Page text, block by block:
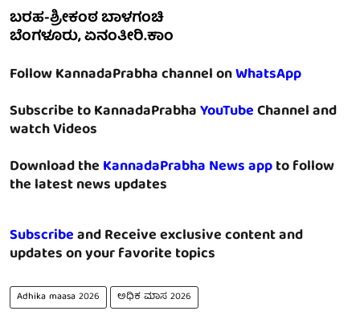
ಬರಹ-ಶ್ರೀಕಂಠ ಬಾಳಗಂಚಿ
ಬೆಂಗಳೂರು, ಏನಂತೀರಿ.ಕಾಂ
Follow KannadaPrabha channel onWhatsApp
Subscribe to KannadaPrabhaYouTubeChannel and
watch Videos
Download theKannadaPrabha News appto follow
the latest news updates
Subscribeand Receive exclusive content and
updates on your favorite topics
Adhika maasa 2026 ಅಧಿಕ ಮಾಸ 2026